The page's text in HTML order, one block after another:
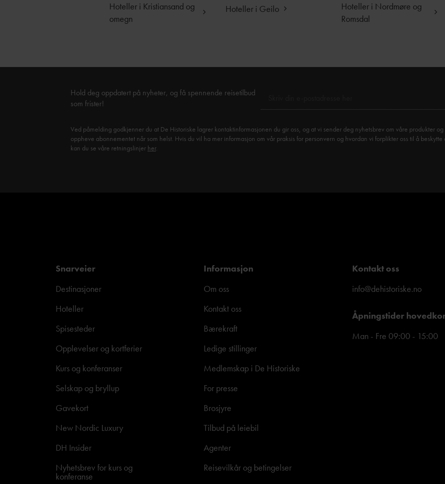
Hoteller i Kristiansand og
omegn
Hoteller i Geilo
Hoteller i Nordmøre og
Romsdal
Hold deg oppdatert på nyheter, og få spennende reisetilbud
som frister!
Ved påmelding godkjenner du at De Historiske lagrer kontaktinformasjonen du gir oss, og at vi sender deg nyhetsbrev om våre produkter og
oppheve abonnementet når som helst. Hvis du vil ha mer informasjon om vår praksis for personvern og hvordan vi forplikter oss til å beskytte
kan du se våre retningslinjer her.
Snarveier
Destinasjoner
Hoteller
Spisesteder
Opplevelser og kortferier
Kurs og konferanser
Selskap og bryllup
Gavekort
New Nordic Luxury
DH Insider
Nyhetsbrev for kurs og
konferanse
Informasjon
Om oss
Kontakt oss
Bærekraft
Ledige stillinger
Medlemskap i De Historiske
For presse
Brosjyre
Tilbud på leiebil
Agenter
Reisevilkår og betingelser
Kontakt oss
info@dehistoriske.no
Åpningstider
Man - Fre 09:00 - 15:00